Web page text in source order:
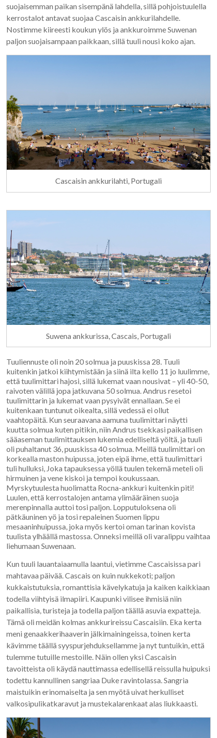
suojaisemman paikan sisempänä lahdella, sillä pohjoistuulella
kerrostalot antavat suojaa Cascaisin ankkurilahdelle.
Nostimme kiireesti koukun ylös ja ankkuroimme Suwenan
paljon suojaisampaan paikkaan, sillä tuuli nousi koko ajan.
Cascaisin ankkurilahti, Portugali
Suwena ankkurissa, Cascais, Portugali
Tuuliennuste oli noin 20 solmua ja puuskissa 28. Tuuli
kuitenkin jatkoi kiihtymistään ja siinä ilta kello 11 jo luulimme,
että tuulimittari hajosi, sillä lukemat vaan nousivat – yli 40-50,
raivoten välillä jopa jatkuvana 50 solmua. Andrus resetoi
tuulimittarin ja lukemat vaan pysyivät ennallaan. Se ei
kuitenkaan tuntunut oikealta, sillä vedessä ei ollut
vaahtopäitä. Kun seuraavana aamuna tuulimittari näytti
kuutta solmua kuten pitikin, niin Andrus tsekkasi paikallisen
sääaseman tuulimittauksen lukemia edelliseltä yöltä, ja tuuli
oli puhaltanut 36, puuskissa 40 solmua. Meillä tuulimittari on
korkealla maston huipussa, joten eipä ihme, että tuulimittari
tuli hulluksi, Joka tapauksessa yöllä tuulen tekemä meteli oli
hirmuinen ja vene kiskoi ja tempoi koukussaan.
Myrskytuulesta huolimatta Rocna-ankkuri kuitenkin piti!
Luulen, että kerrostalojen antama ylimääräinen suoja
merenpinnalla auttoi tosi paljon. Lopputuloksena oli
pätkäuninen yö ja tosi repaleinen Suomen lippu
mesaaninhuipussa, joka myös kertoi oman tarinan kovista
tuulista ylhäällä mastossa. Onneksi meillä oli varalippu vaihtaa
liehumaan Suwenaan.
Kun tuuli lauantaiaamulla laantui, vietimme Cascaisissa pari
mahtavaa päivää. Cascais on kuin nukkekoti; paljon
kukkaistutuksia, romanttisia kävelykatuja ja kaiken kaikkiaan
todella viihtyisä ilmapiiri. Kaupunki vilisee ihmisiä niin
paikallisia, turisteja ja todella paljon täällä asuvia expatteja.
Tämä oli meidän kolmas ankkurireissu Cascaisiin. Eka kerta
meni genaakkerihaaverin jälkimainingeissa, toinen kerta
kävimme täällä syyspurjehduksellamme ja nyt tuntuikin, että
tulemme tutuille mestoille. Näin ollen yksi Cascaisin
tavoitteista oli käydä nauttimassa edellisellä reissulla huipuksi
todettu kannullinen sangriaa Duke ravintolassa. Sangria
maistuikin erinomaiselta ja sen myötä uivat herkulliset
valkosipulikatkaravut ja mustekalarenkaat alas liukkaasti.